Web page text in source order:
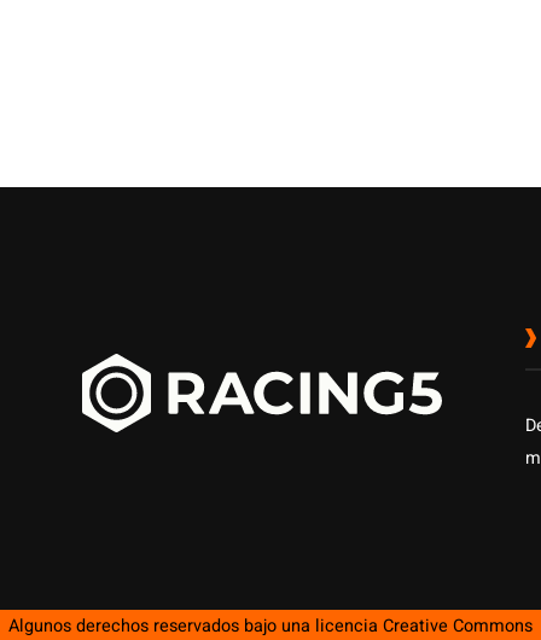
Algunos derechos reservados bajo una licencia Creative Commons